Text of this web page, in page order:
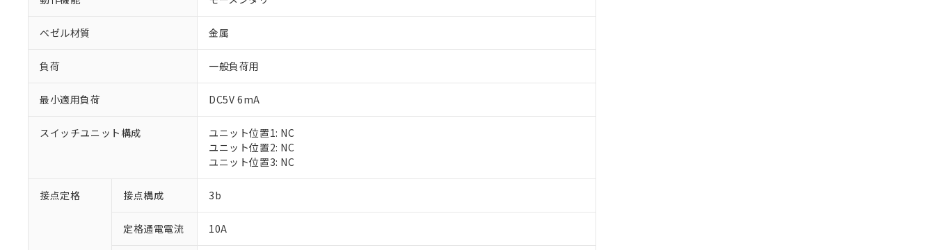
ベゼル材質 金属
負荷 一般負荷用
最小適用負荷 DC5V 6mA
スイッチユニット構成
ユニット位置1: NC
ユニット位置2: NC
ユニット位置3: NC
接点定格 接点構成 3b
定格通電電流 10A以下の条件をお読みいただき、同意のうえご利用ください。
※1 対応状況
対応済み：EU RoHS指令（10物質）の非含有に対応した製品が提供可能な商品です。
対応予定：EU RoHS指令（10物質）の非含有に対応した製品に切り替える予定のある商品です。
対応予定なし：EU RoHS指令（10物質）の非含有に非対応の商品で、対応品を出す予定はありません。
仕入先様の事情により、非含有部品としていたものが、含有品と判明した場合などやむを得ず変更すること
があります。
※1 中国RoHS○×表